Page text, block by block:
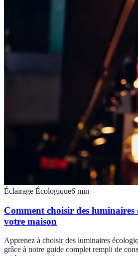
Éclairage Écologique6 min
Comment choisir des luminaires
votre maison
Apprenez à choisir des luminaires
grâce à notre guide complet rempli de